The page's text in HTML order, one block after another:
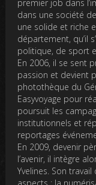
premier job dans
dans une société
une solide et riche
département, qu’il
politique, de sport
En 2006, il se sent
passion et devient
photothèque du
Easyvoyage pour
poursuit les
institutionnels et
reportages
En 2009, devenir
l’avenir, il intègre
Yvelines. Son